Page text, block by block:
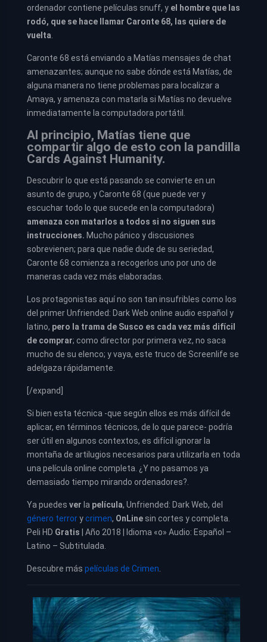
ordenador contiene películas snuff, y el hombre que las
rodó, que se hace llamar Caronte 68, las quiere de
vuelta
Caronte 68 está enviando a Matías mensajes de chat
amenazantes; aunque no sabe dónde está Matías, de
alguna manera no tiene problemas para localizar a
Amaya, y amenaza con matarla si Matías no devuelve
inmediatamente la computadora portátil.
Al principio, Matías tiene que
compartir algo de esto con la pandilla
Cards Against Humanity.
Descubrir lo que está pasando se convierte en un
asunto de grupo, y Caronte 68 (que puede ver y
escuchar todo lo que sucede en la computadora)
amenaza con matarlos a todos si no siguen sus
instrucciones. Mucho pánico y discusiones
sobrevienen; para que nadie dude de su seriedad,
Caronte 68 comienza a recogerlos uno por uno de
maneras cada vez más elaboradas.
Los protagonistas aquí no son tan insufribles como los
del primer Unfriended: Dark Web online audio español y
latino, pero la trama de Susco es cada vez más difícil
de comprar; como director por primera vez, no saca
mucho de su elenco; y vaya, este truco de Screenlife se
adelgaza rápidamente.
[/expand]
Si bien esta técnica -que según ellos es más difícil de
aplicar, en términos técnicos, de lo que parece- podría
ser útil en algunos contextos, es difícil ignorar la
montaña de artilugios necesarios para utilizarla en toda
una película online completa. ¿Y no pasamos ya
demasiado tiempo mirando ordenadores?.
Ya puedes ver la película, Unfriended: Dark Web, del
género terrorycrimen, OnLine sin cortes y completa.
Peli HD Gratis | Año 2018 | Idioma «o» Audio: Español –
Latino – Subtitulada.
Descubre más películas de Crimen